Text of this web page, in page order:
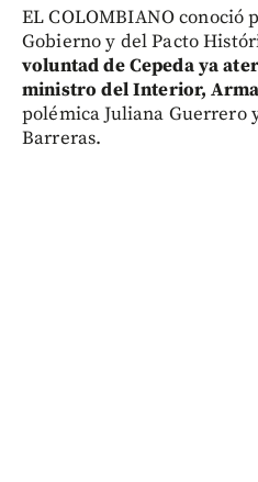
EL COLOMBIANO conoció
Gobierno y del Pacto
voluntad de Cepeda ya
ministro del Interior,
polémica Juliana Guerrero
Barreras.